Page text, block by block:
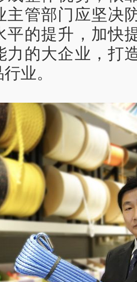
主管部门应坚决
平的提升，加快
力的大企业，打
业。‍